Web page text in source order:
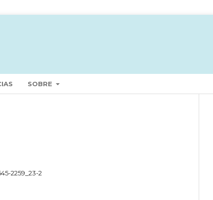
SOBRE
2259_23-2